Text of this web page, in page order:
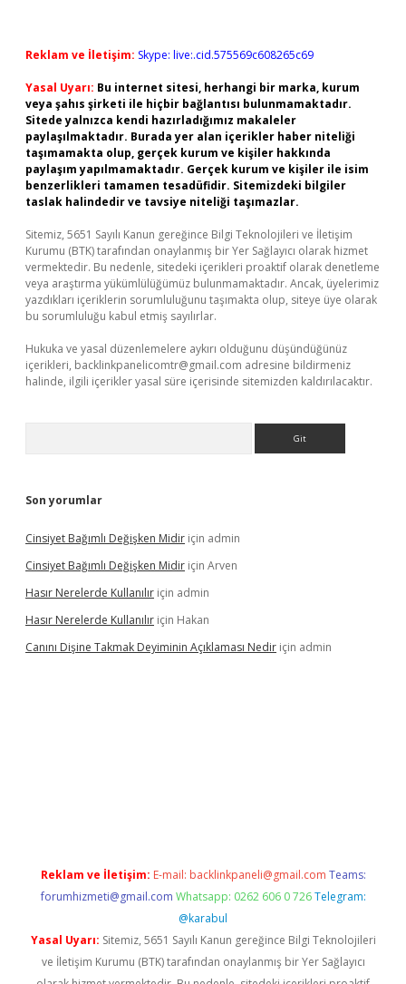
Reklam ve İletişim: Skype: live:.cid.575569c608265c69
Yasal Uyarı: Bu internet sitesi, herhangi bir marka, kurum
veya şahıs şirketi ile hiçbir bağlantısı bulunmamaktadır.
Sitede yalnızca kendi hazırladığımız makaleler
paylaşılmaktadır. Burada yer alan içerikler haber niteliği
taşımamakta olup, gerçek kurum ve kişiler hakkında
paylaşım yapılmamaktadır. Gerçek kurum ve kişiler ile isim
benzerlikleri tamamen tesadüfidir. Sitemizdeki bilgiler
taslak halindedir ve tavsiye niteliği taşımazlar.
Sitemiz, 5651 Sayılı Kanun gereğince Bilgi Teknolojileri ve İletişim
Kurumu (BTK) tarafından onaylanmış bir Yer Sağlayıcı olarak hizmet
vermektedir. Bu nedenle, sitedeki içerikleri proaktif olarak denetleme
veya araştırma yükümlülüğümüz bulunmamaktadır. Ancak, üyelerimiz
yazdıkları içeriklerin sorumluluğunu taşımakta olup, siteye üye olarak
bu sorumluluğu kabul etmiş sayılırlar.
Hukuka ve yasal düzenlemelere aykırı olduğunu düşündüğünüz
içerikleri, backlinkpanelicomtr@gmail.com adresine bildirmeniz
halinde, ilgili içerikler yasal süre içerisinde sitemizden kaldırılacaktır.
Son yorumlar
Cinsiyet Bağımlı Değişken Midir için admin
Cinsiyet Bağımlı Değişken Midir için Arven
Hasır Nerelerde Kullanılır için admin
Hasır Nerelerde Kullanılır için Hakan
Canını Dişine Takmak Deyiminin Açıklaması Nedir için admin
Reklam ve İletişim: E-mail: backlinkpaneli@gmail.com Teams:
forumhizmeti@gmail.com Whatsapp: 0262 606 0 726 Telegram:
@karabul
Yasal Uyarı: Sitemiz, 5651 Sayılı Kanun gereğince Bilgi Teknolojileri
ve İletişim Kurumu (BTK) tarafından onaylanmış bir Yer Sağlayıcı